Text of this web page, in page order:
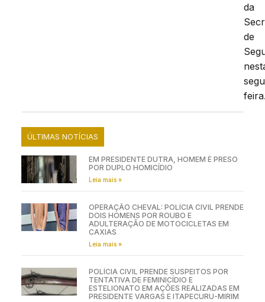
da
de
ÚLTIMAS NOTÍCIAS
EM PRESIDENTE DUTRA, HOMEM É PRESO
POR DUPLO HOMICÍDIO
Leia mais »
OPERAÇÃO CHEVAL: POLÍCIA CIVIL PRENDE
DOIS HOMENS POR ROUBO E
ADULTERAÇÃO DE MOTOCICLETAS EM
CAXIAS
Leia mais »
POLÍCIA CIVIL PRENDE SUSPEITOS POR
TENTATIVA DE FEMINICÍDIO E
ESTELIONATO EM AÇÕES REALIZADAS EM
PRESIDENTE VARGAS E ITAPECURU-MIRIM